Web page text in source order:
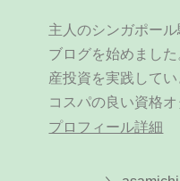
主人のシンガポー
ブログを始めまし
産投資を実践してい
コスパの良い資格オ
プロフィール詳細